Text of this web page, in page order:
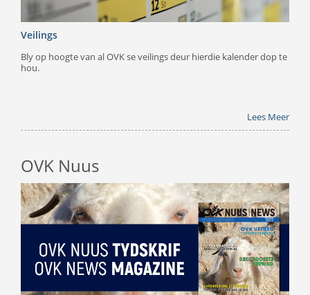
Veilings
Bly op hoogte van al OVK se veilings deur hierdie kalender dop te
hou.
Lees Meer
OVK Nuus